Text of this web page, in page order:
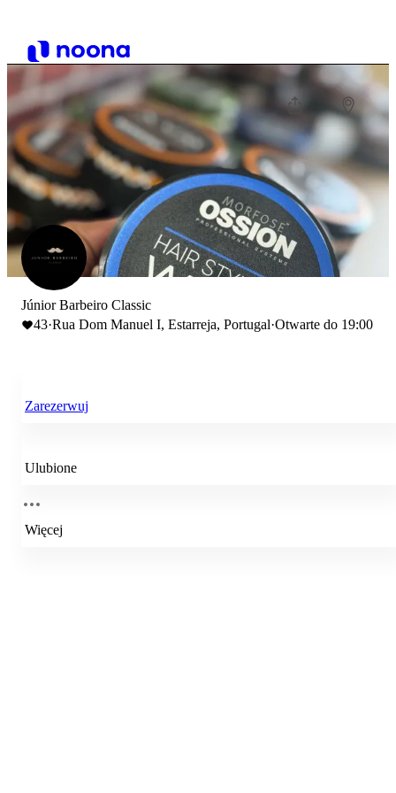
Júnior Barbeiro Classic
43·Rua Dom Manuel I, Estarreja, Portugal·Otwarte do 19:00
Zarezerwuj
Ulubione
Więcej